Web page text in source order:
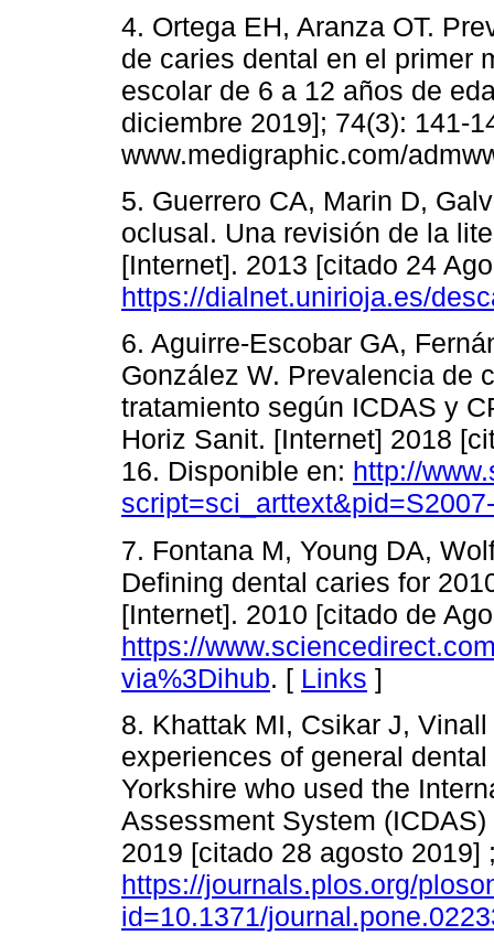
4. Ortega EH, Aranza OT.
de caries dental en el primer
escolar de 6 a 12 años de
diciembre 2019]; 74(3): 141-
www.medigraphic.com/
5. Guerrero CA, Marin D,
oclusal. Una revisión de la
[Internet]. 2013 [citado 24
https://dialnet.unirioja.es/
6. Aguirre-Escobar GA,
González W. Prevalencia de
tratamiento según ICDAS y
Horiz Sanit. [Internet] 2018
16. Disponible en: http://
7. Fontana M, Young DA,
Defining dental caries for
[Internet]. 2010 [citado de
https://
via%3Dihub. [ Links ]
8. Khattak MI, Csikar J,
experiences of general
Yorkshire who used the
Assessment System
2019 [citado 28 agosto 2019]
https://journals.plos.org/
id=10.1371/